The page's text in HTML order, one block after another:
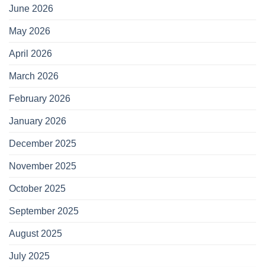
June 2026
May 2026
April 2026
March 2026
February 2026
January 2026
December 2025
November 2025
October 2025
September 2025
August 2025
July 2025